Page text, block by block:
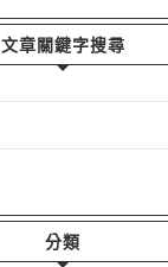
文章關鍵字搜尋
分類